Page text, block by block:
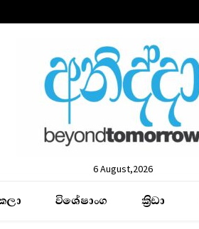
6 August,2026
විශේෂාංග ක්‍රිඩා